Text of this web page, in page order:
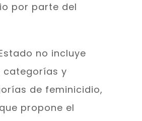
por parte del
no incluye
categorías y
de feminicidio,
propone el